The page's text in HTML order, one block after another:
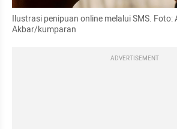
Ilustrasi penipuan online melalui SMS. Foto:
Akbar/kumparan
ADVERTISEMENT